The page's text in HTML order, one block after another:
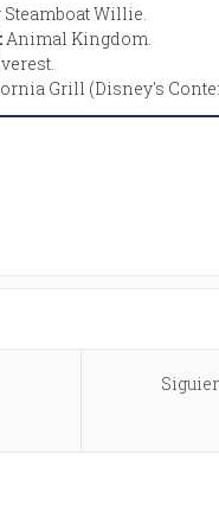
Willie.
Animal Kingdom.
Grill (Disney's